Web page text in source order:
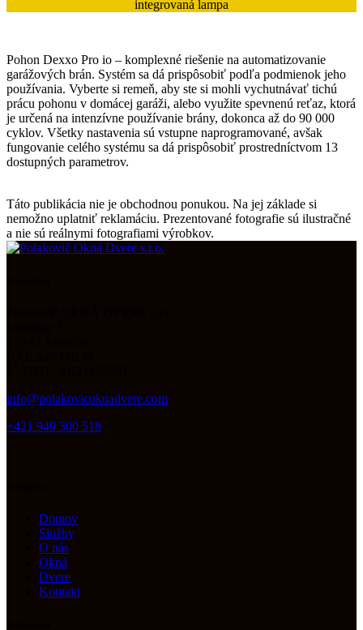
integrovaná lampa
Pohon Dexxo Pro io – komplexné riešenie na automatizovanie
garážových brán. Systém sa dá prispôsobiť podľa podmienok jeho
používania. Vyberte si remeň, aby ste si mohli vychutnávať tichú
prácu pohonu v domácej garáži, alebo využite spevnenú reťaz, ktorá
je určená na intenzívne používanie brány, dokonca až do 90 000
cyklov. Všetky nastavenia sú vstupne naprogramované, avšak
fungovanie celého systému sa dá prispôsobiť prostredníctvom 13
dostupných parametrov.
Táto publikácia nie je obchodnou ponukou. Na jej základe si
nemožno uplatniť reklamáciu. Prezentované fotografie sú ilustračné
a nie sú reálnymi fotografiami výrobkov.
info@polakovicoknadvere.com
+421 949 300 518
Domov
Služby
O nás
Okná
Dvere
Kontakt